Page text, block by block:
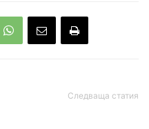
Следваща статия